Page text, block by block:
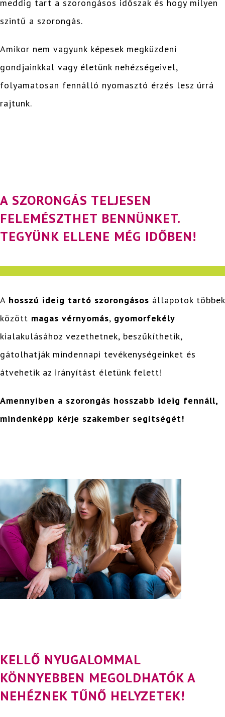
meddig tart a szorongásos időszak és hogy milyen
szintű a szorongás.
Amikor nem vagyunk képesek megküzdeni
gondjainkkal vagy életünk nehézségeivel,
folyamatosan fennálló nyomasztó érzés lesz úrrá
rajtunk.
A SZORONGÁS TELJESEN
FELEMÉSZTHET BENNÜNKET.
TEGYÜNK ELLENE MÉG IDŐBEN!
A hosszú ideig tartó szorongásos állapotok többek
között magas vérnyomás, gyomorfekély
kialakulásához vezethetnek, beszűkíthetik,
gátolhatják mindennapi tevékenységeinket és
átvehetik az irányítást életünk felett!
Amennyiben a szorongás hosszabb ideig fennáll,
mindenképp kérje szakember segítségét!
KELLŐ NYUGALOMMAL
KÖNNYEBBEN MEGOLDHATÓK A
NEHÉZNEK TŰNŐ HELYZETEK!